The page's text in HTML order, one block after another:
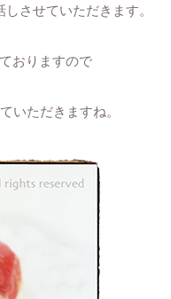
させていただきます。
おりますので
いただきますね。